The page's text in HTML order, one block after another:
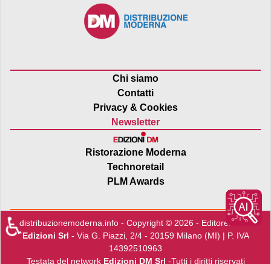
Chi siamo
Contatti
Privacy & Cookies
Newsletter
Ristorazione Moderna
Technoretail
PLM Awards
distribuzionemoderna.info - Copyright © 2026 - Editore:Edra
Edizioni Srl - Via G. Piazzi, 2/4 - 20159 Milano (MI) | P. IVA
14392510963
Testata del network Edizioni DM Srl -Tutti i diritti riservati